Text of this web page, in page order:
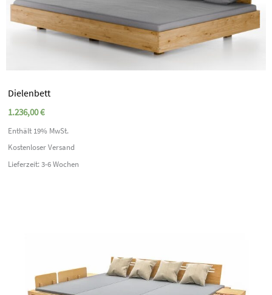
Dielenbett
1.236,00€
Enthält 19% MwSt.
Kostenloser Versand
Lieferzeit: 3-6 Wochen